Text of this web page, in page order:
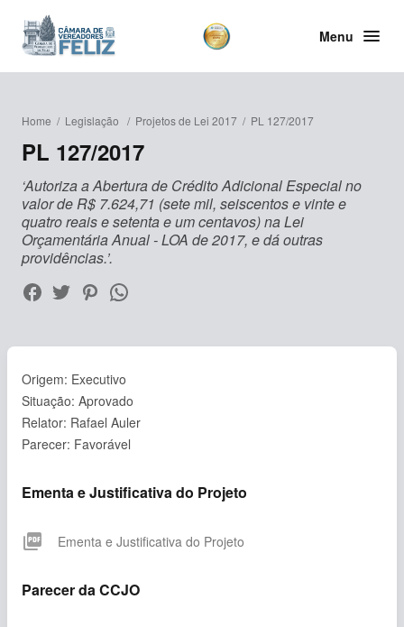
Menu
Home / Legislação / Projetos de Lei 2017 / PL 127/2017
PL 127/2017
‘Autoriza a Abertura de Crédito Adicional Especial no
valor de R$ 7.624,71 (sete mil, seiscentos e vinte e
quatro reais e setenta e um centavos) na Lei
Orçamentária Anual - LOA de 2017, e dá outras
providências.’.
Origem: Executivo
Situação: Aprovado
Relator: Rafael Auler
Parecer: Favorável
Ementa e Justificativa do Projeto
picture_as_pdf Ementa e Justificativa do Projeto
Parecer da CCJO